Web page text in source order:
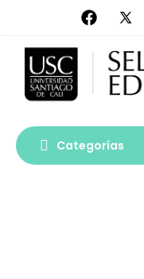
Categorías